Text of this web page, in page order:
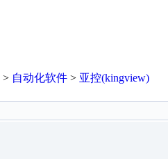
> 自动化软件 > 亚控(kingview)